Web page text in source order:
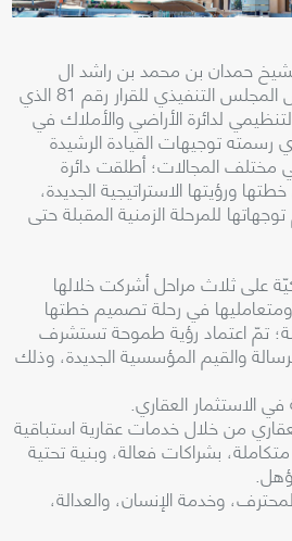
حمدان بن محمد بن راشد ال
مكتوم ولي عهد دبي رئيس المجلس التنفيذي للقرار رقم 81 الذي
لدائرة الأراضي والأملاك في
رسمته توجيهات القيادة الرشيدة
مختلف المجالات؛ أطلقت دائرة
ورؤيتها الاستراتيجية الجديدة،
للمرحلة الزمنية المقبلة حتى
على ثلاث مراحل أشركت خلالها
ومتعامليها في رحلة تصميم خطتها
تمّ اعتماد رؤية طموحة تستشرف
والقيم المؤسسية الجديدة، وذلك
في الاستثمار العقاري.
من خلال خدمات عقارية استباقية
بشراكات فعالة، وبنية تحتية
وخدمة الإنسان، والعدالة،